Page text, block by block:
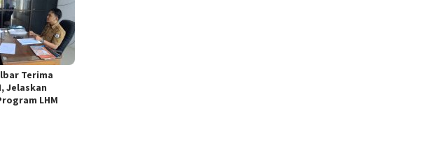
Terima
Jelaskan
LHM